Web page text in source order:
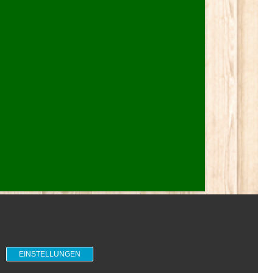
EINSTELLUNGEN